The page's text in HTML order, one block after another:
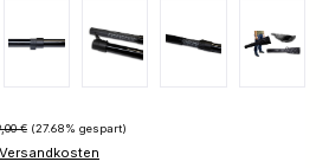
Preis:
€ (27.68% gespart)